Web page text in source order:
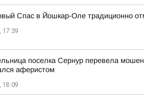
Спас в Йошкар-Оле традиционно
17:39
поселка Сернур перевела
аферистом
18:09